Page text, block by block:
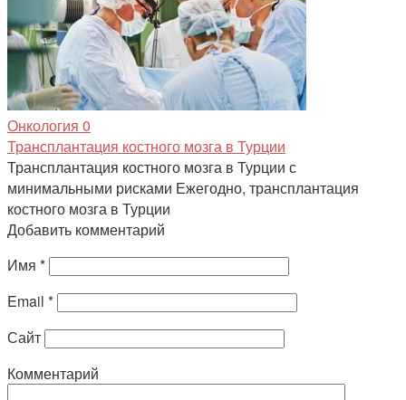
Онкология 0
Трансплантация костного мозга в Турции
Трансплантация костного мозга в Турции с
минимальными рисками Ежегодно, трансплантация
костного мозга в Турции
Добавить комментарий
Имя *
Email *
Сайт
Комментарий